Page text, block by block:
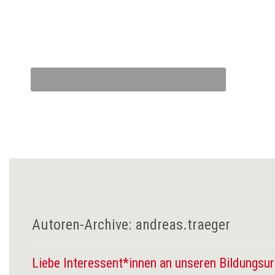
Autoren-Archive: andreas.traeger
Liebe Interessent*innen an unseren